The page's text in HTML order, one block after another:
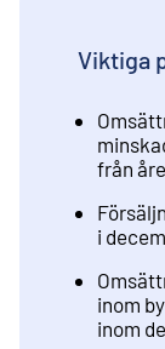
Viktiga
från
i
inom
inom